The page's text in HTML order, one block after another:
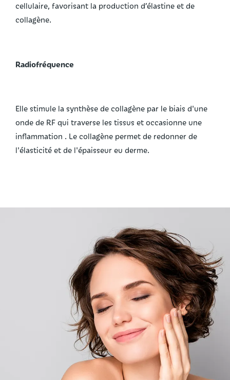
cellulaire, favorisant la production d’élastine et de
collagène.
Radiofréquence
Elle stimule la synthèse de collagène par le biais d'une
onde de RF qui traverse les tissus et occasionne une
inflammation . Le collagène permet de redonner de
l'élasticité et de l'épaisseur eu derme.